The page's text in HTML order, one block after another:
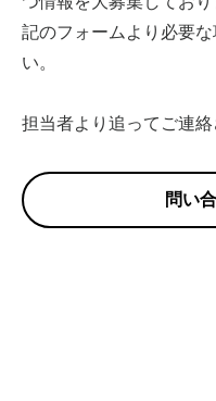
記のフォームより必要
い。
担当者より追ってご連絡
問い